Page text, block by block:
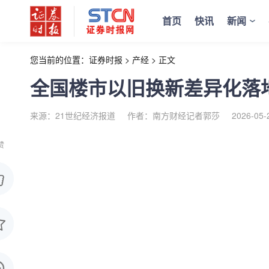
首页 快讯 新闻
您当前的位置： 证券时报 > 产经 > 正文
全国楼市以旧换新差异化
来源：21世纪经济报道 作者：南方财经记者郭莎 2026-